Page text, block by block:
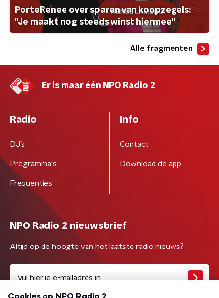
PorteRenee over sparen van koopzegels:
"Je maakt nog steeds winst hiermee"
Alle fragmenten
Er is maar één NPO Radio 2
Radio
DJ’s
Programma's
Frequenties
Info
Contact
Download de app
NPO Radio 2 nieuwsbrief
Altijd op de hoogte van het laatste radio nieuws?